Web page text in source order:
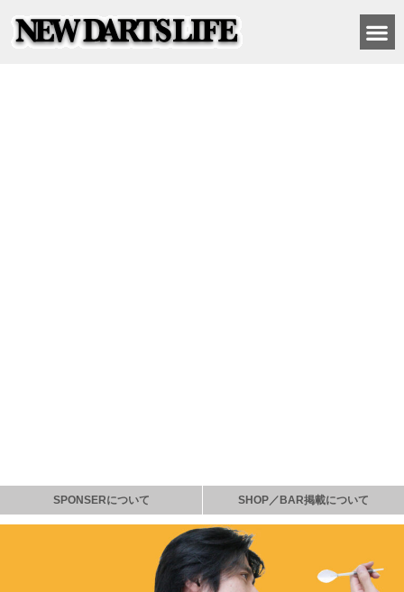
SPONSERについて SHOP／BAR掲載について